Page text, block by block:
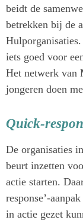
beidt de
betrekken bij de
iets goed voor
Het netwerk van
jongeren doen
Quick-
De organisaties
beurt inzetten
actie starten.
response’-
in actie gezet